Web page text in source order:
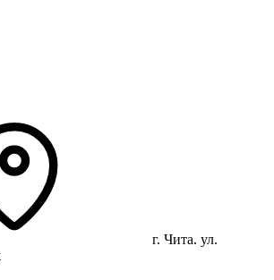
г. Чита. ул.